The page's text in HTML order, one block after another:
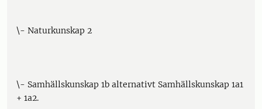
\- Naturkunskap 2
\- Samhällskunskap 1b alternativt Samhällskunskap 1a1
+ 1a2.